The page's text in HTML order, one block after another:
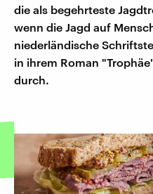
die als begehrteste
wenn die Jagd auf
niederländische
in ihrem Roman
durch.